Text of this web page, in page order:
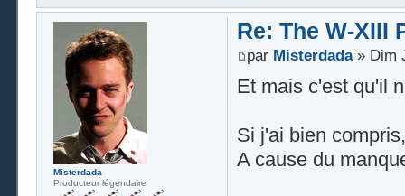
Re: The W-XIII
par Misterdada» Dim
Et mais c'est qu'il
Si j'ai bien
A cause du
Misterdada
Producteur légendaire